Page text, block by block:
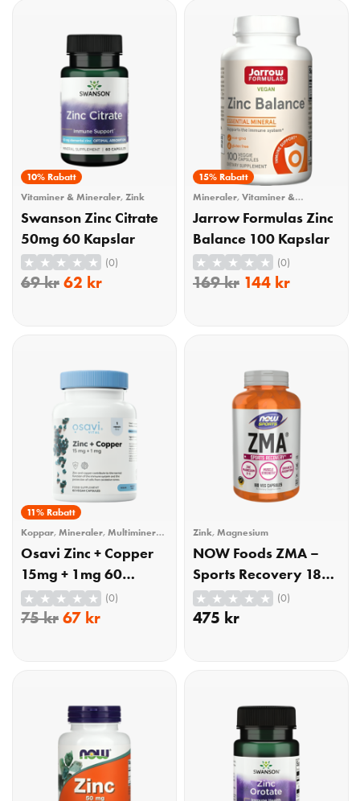
KÖP KÖP
10% Rabatt
Vitaminer & Mineraler, Zink
Swanson Zinc Citrate
50mg 60 Kapslar
(0)
69kr 62 kr
KÖP
15% Rabatt
Mineraler, Vitaminer &
Mineraler
Zink
Jarrow Formulas Zinc
Balance 100 Kapslar
(0)
169kr 144 kr
KÖP
11% Rabatt
Koppar, Mineraler, Multimineral
Vitaminer & Mineraler
Osavi Zinc + Copper
15mg + 1mg 60
Veganska Kapslar
(0)
75kr 67 kr
KÖP
Zink, Magnesium
NOW Foods ZMA –
Sports Recovery 180
Kapslar
(0)
475 kr
KÖP